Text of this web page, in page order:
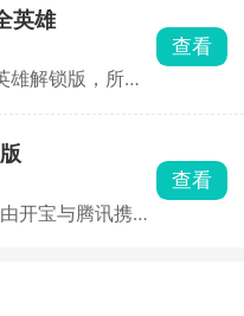
来下载游戏，化
战场开启一场热
！
素材、锻造书
与药水。新增裁
多元玩法，让游
轻松便捷，采用
英雄
雄解锁版，所有
，派遣英雄安置
出迅速调整策略
的敌人。
查看
开宝与腾讯携手
国僵尸，搭配6
游戏体验。玩法
查看